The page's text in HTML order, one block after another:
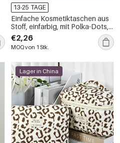
13-25 TAGE
Einfache Kosmetiktaschen aus
Stoff, einfarbig, mit Polka-Dots,
für den täglichen Gebrauch
€2,26
MOQ von 1 Stk.
Lager in China